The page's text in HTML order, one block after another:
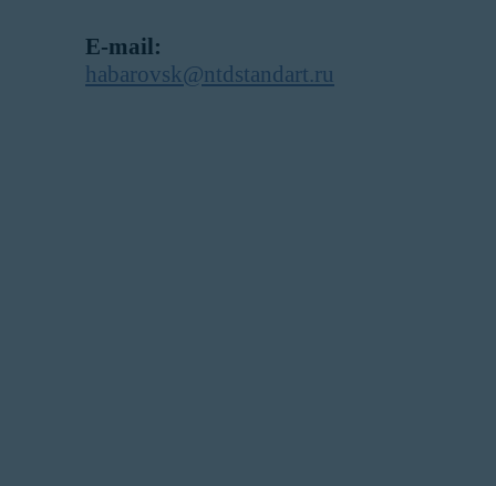
E-mail:
habarovsk@ntdstandart.ru